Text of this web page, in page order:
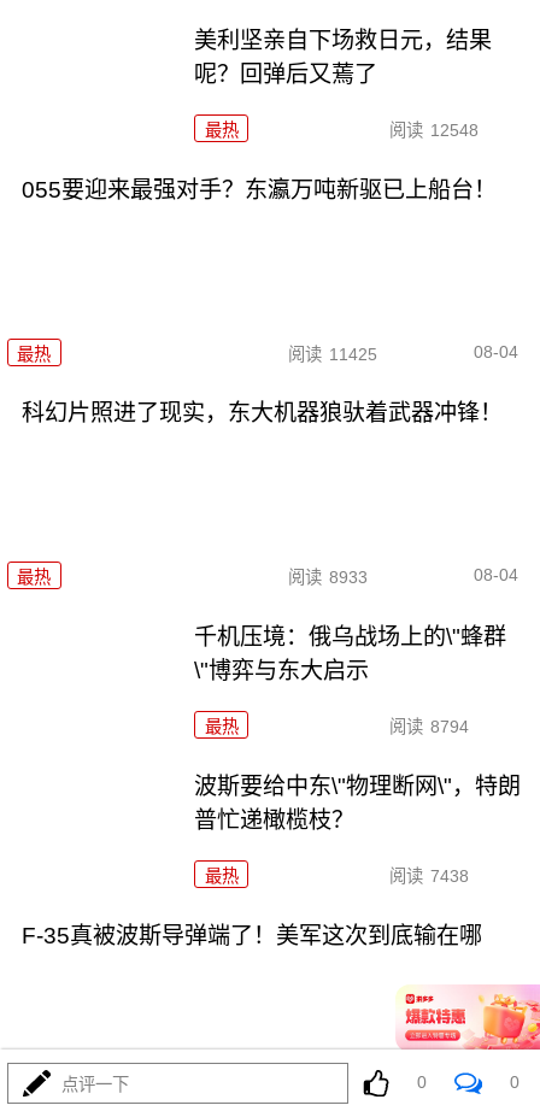
美利坚亲自下场救日元，结果
呢？回弹后又蔫了
最热 阅读 12548
055要迎来最强对手？东瀛万吨新驱已上船台！
最热 阅读 11425 08-04
科幻片照进了现实，东大机器狼驮着武器冲锋！
最热 阅读 8933 08-04
千机压境：俄乌战场上的\"蜂群
\"博弈与东大启示
最热 阅读 8794
波斯要给中东\"物理断网\"，特朗
普忙递橄榄枝？
最热 阅读 7438
F-35真被波斯导弹端了！美军这次到底输在哪
最热 阅读 7202 08-04
点评一下 0 0